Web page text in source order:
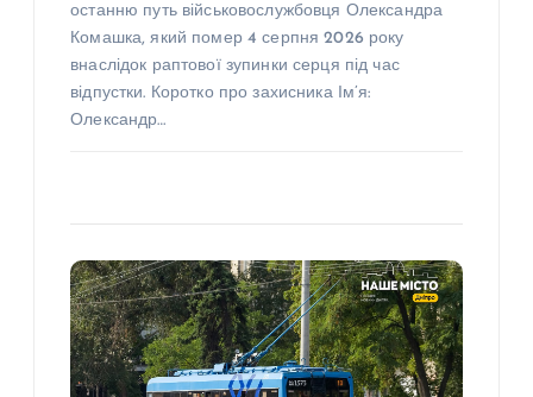
останню путь військовослужбовця Олександра
Комашка, який помер 4 серпня 2026 року
внаслідок раптової зупинки серця під час
відпустки. Коротко про захисника Ім’я:
Олександр…